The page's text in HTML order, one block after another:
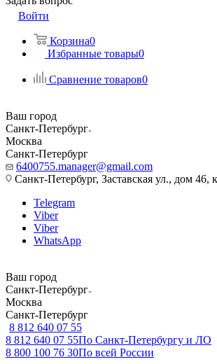
Войти
Корзина0
Избранные товары0
Сравнение товаров0
Ваш город
Санкт-Петербург
Москва
Санкт-Петербург
6400755.manager@gmail.com
Санкт-Петербург, Заставская ул., дом 46,
Telegram
Viber
Viber
WhatsApp
Ваш город
Санкт-Петербург
Москва
Санкт-Петербург
8 812 640 07 55
8 812 640 07 55По Санкт-Петербургу и ЛО
8 800 100 76 30По всей России